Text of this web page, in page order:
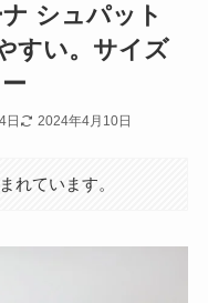
シュパット
すい。サイズ
日 2024年4月10日
れています。